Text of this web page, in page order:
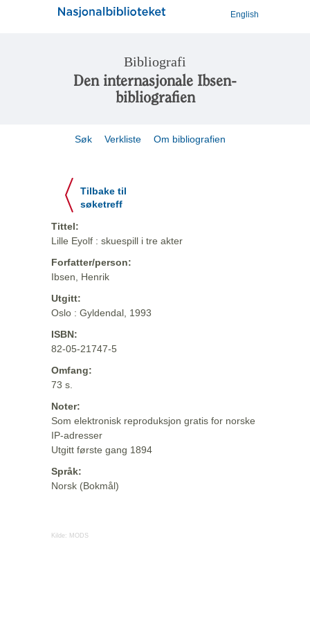
English
Bibliografi
Den internasjonale Ibsen-
bibliografien
Søk Verkliste Om bibliografien
Tilbake til
søketreff
Tittel:
Lille Eyolf : skuespill i tre akter
Forfatter/person:
Ibsen, Henrik
Utgitt:
Oslo : Gyldendal, 1993
ISBN:
82-05-21747-5
Omfang:
73 s.
Noter:
Som elektronisk reproduksjon gratis for norske
IP-adresser
Utgitt første gang 1894
Språk:
Norsk (Bokmål)
Kilde: MODS